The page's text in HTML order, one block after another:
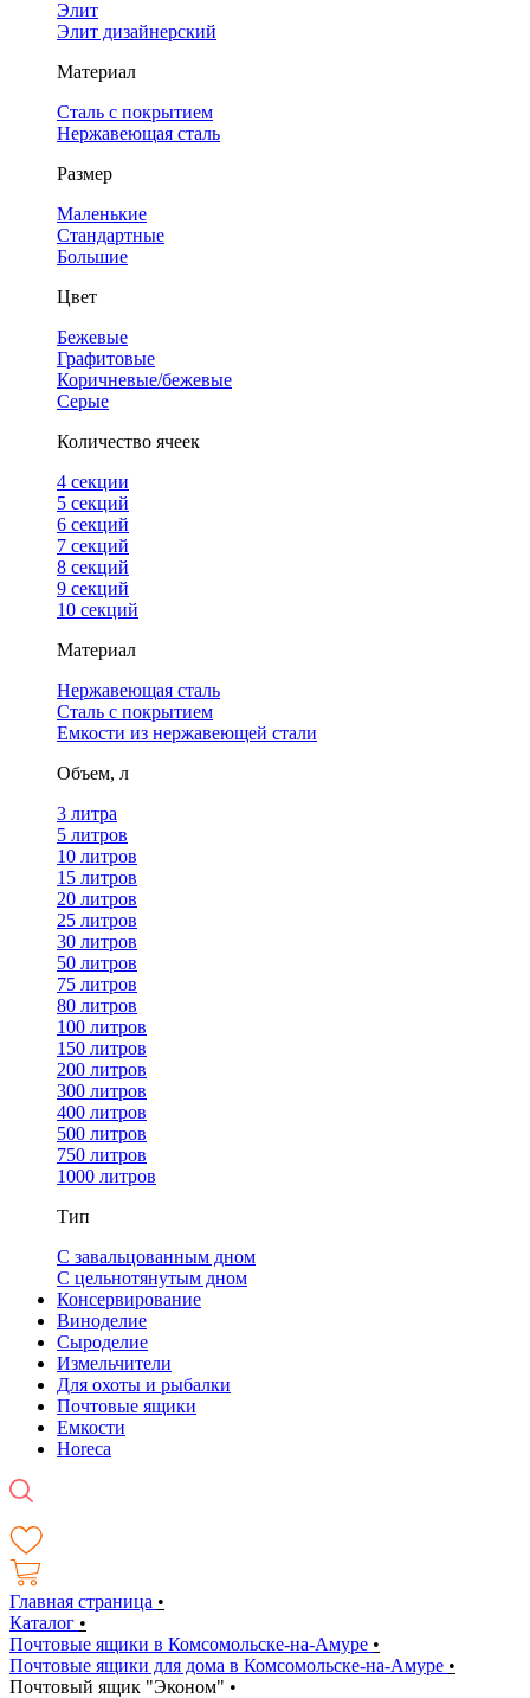
Элит
Элит дизайнерский
Материал
Сталь с покрытием
Нержавеющая сталь
Размер
Маленькие
Стандартные
Большие
Цвет
Бежевые
Графитовые
Коричневые/бежевые
Серые
Количество ячеек
4 cекции
5 секций
6 секций
7 секций
8 секций
9 секций
10 секций
Материал
Нержавеющая сталь
Сталь с покрытием
Емкости из нержавеющей стали
Объем, л
3 литра
5 литров
10 литров
15 литров
20 литров
25 литров
30 литров
50 литров
75 литров
80 литров
100 литров
150 литров
200 литров
300 литров
400 литров
500 литров
750 литров
1000 литров
Тип
С завальцованным дном
С цельнотянутым дном
Консервирование
Виноделие
Сыроделие
Измельчители
Для охоты и рыбалки
Почтовые ящики
Емкости
Horeca
Главная страница •
Каталог •
Почтовые ящики в Комсомольске-на-Амуре •
Почтовые ящики для дома в Комсомольске-на-Амуре •
Почтовый ящик "Эконом" •